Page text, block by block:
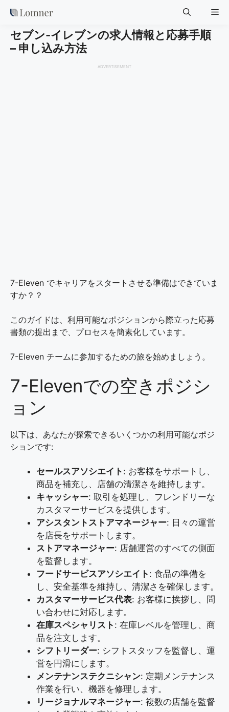
content
セブン-イレブンの求人情報と応募手順
– 申し込み方法
ADVERTISEMENT
7-Eleven でキャリアをスタートさせる準備はできていま
すか？？
このガイドは、利用可能なポジションから際立った応募
書類の提出まで、プロセスを簡素化しています。
7-Eleven チームに参加するための旅を始めましょう。
7-Elevenでの空きポジシ
ョン
以下は、あなたが探索できるいくつかの利用可能なポジ
ションです:
セールスアソシエイト : お客様をサポートし、
商品を補充し、店舗の清潔さを維持します。
キャッシャー: 取引を処理し、フレンドリーな
カスタマーサービスを提供します。
アシスタントストアマネージャー: 日々の運営
を店長をサポートします。
ストアマネージャー: 店舗運営のすべての側面
を監督します。
フードサービスアソシエイト : 食品の準備を
し、安全基準を維持し、清潔さを確保します。
カスタマーサービス代表: お客様に挨拶し、問
い合わせに対応します。
在庫スペシャリスト : 在庫レベルを管理し、商
品を注文します。
シフトリーダー: シフトスタッフを監督し、運
営を円滑にします。
メンテナンステクニシャン: 定期メンテナンス
作業を行い、機器を修理します。
リージョナルマネージャー: 複数の店舗を監督